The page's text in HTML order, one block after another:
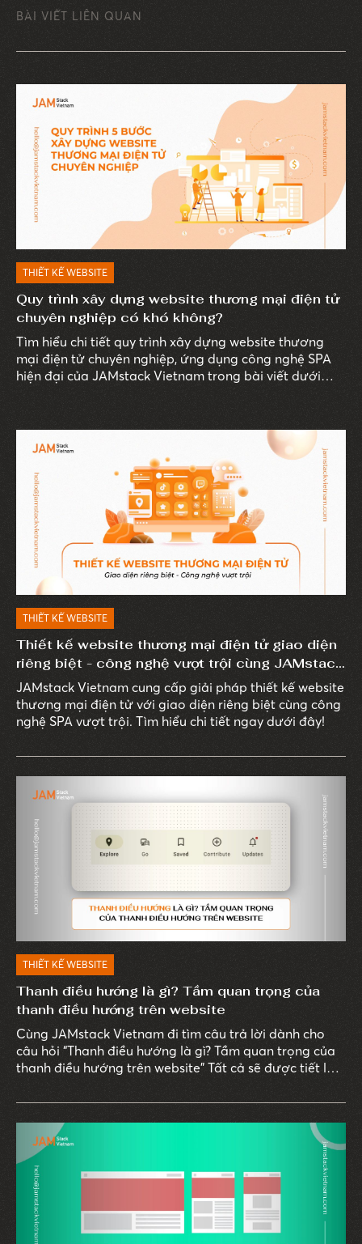
BÀI VIẾT LIÊN QUAN
THIẾT KẾ WEBSITE
Quy trình xây dựng website thương mại điện tử
chuyên nghiệp có khó không?
Tìm hiểu chi tiết quy trình xây dựng website thương
mại điện tử chuyên nghiệp, ứng dụng công nghệ SPA
hiện đại của JAMstack Vietnam trong bài viết dưới
THIẾT KẾ WEBSITE
Thiết kế website thương mại điện tử giao diện
riêng biệt - công nghệ vượt trội cùng JAMstack
Vietnam
JAMstack Vietnam cung cấp giải pháp thiết kế website
thương mại điện tử với giao diện riêng biệt cùng công
nghệ SPA vượt trội. Tìm hiểu chi tiết ngay dưới đây!
THIẾT KẾ WEBSITE
Thanh điều hướng là gì? Tầm quan trọng của
thanh điều hướng trên website
Cùng JAMstack Vietnam đi tìm câu trả lời dành cho
câu hỏi “Thanh điều hướng là gì? Tầm quan trọng của
thanh điều hướng trên website” Tất cả sẽ được tiết lộ